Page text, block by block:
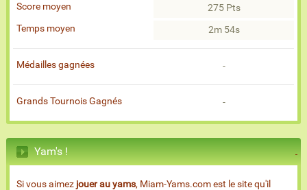
Score moyen
275 Pts
Temps moyen
2m 54s
Médailles gagnées -
Grands Tournois Gagnés -
Yam's !
Si vous aimez jouer au yams, Miam-Yams.com est le site qu'il